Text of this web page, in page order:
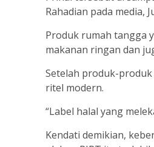
Rahadian pada media,
Produk rumah tangga
makanan ringan dan
Setelah produk-
ritel modern.
“Label halal yang
Kendati demikian,